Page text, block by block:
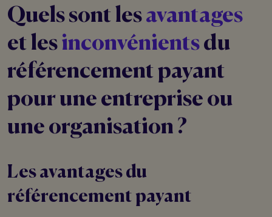
Quels sont lesavantages
et lesinconvénientsdu
référencement payant
pour une entreprise ou
une organisation ?
Les avantages du
référencement payant